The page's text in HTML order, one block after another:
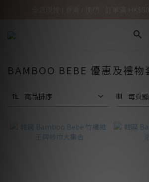
BAMBOO BEBE 優惠及禮物
商品排序 每頁